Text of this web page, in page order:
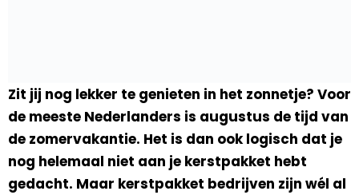
Zit jij nog lekker te genieten in het zonnetje? Voor
de meeste Nederlanders is augustus de tijd van
de zomervakantie. Het is dan ook logisch dat je
nog helemaal niet aan je kerstpakket hebt
gedacht. Maar kerstpakket bedrijven zijn wél al